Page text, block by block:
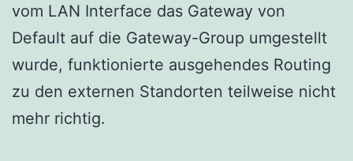
vom LAN Interface das Gateway von
Default auf die Gateway-Group umgestellt
wurde, funktionierte ausgehendes Routing
zu den externen Standorten teilweise nicht
mehr richtig.